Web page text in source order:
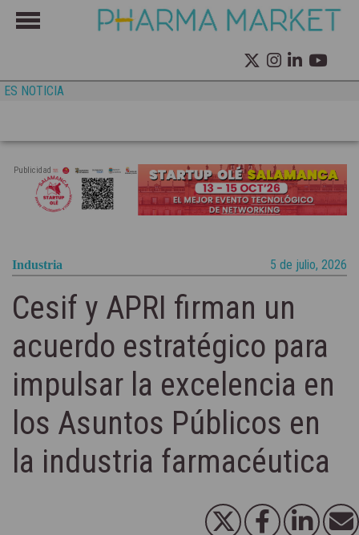
ES NOTICIA
Publicidad
Industria 5 de julio, 2026
Cesif y APRI firman un
acuerdo estratégico para
impulsar la excelencia en
los Asuntos Públicos en
la industria farmacéutica